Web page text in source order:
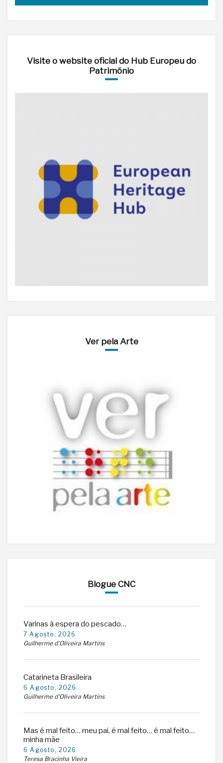
Visite o website oficial do Hub Europeu do
Património
Ver pela Arte
Blogue CNC
Varinas à espera do pescado…
7 Agosto, 2026
Guilherme d'Oliveira Martins
Catarineta Brasileira
6 Agosto, 2026
Guilherme d'Oliveira Martins
Mas é mal feito… meu pai, é mal feito… é mal feito…
minha mãe
6 Agosto, 2026
Teresa Bracinha Vieira